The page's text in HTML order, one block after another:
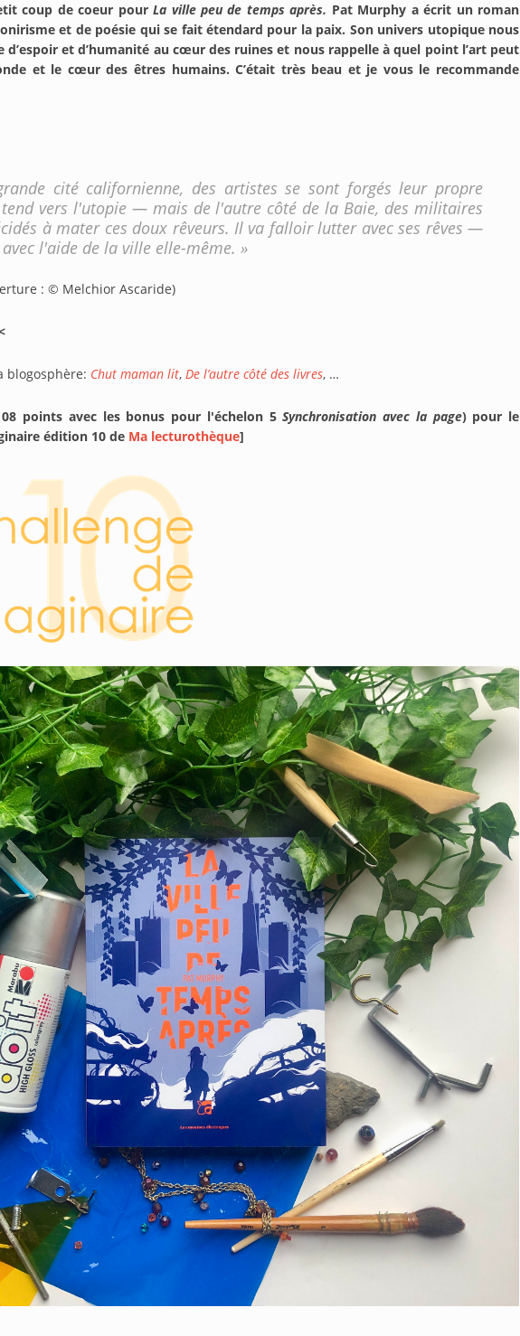
coup de coeur pourLa ville peu de temps après. Pat Murphy a écrit un roman
et de poésie qui se fait étendard pour la paix. Son univers utopique nous
d’espoir et d’humanité au cœur des ruines et nous rappelle à quel point l’art peut
et le cœur des êtres humains. C’était très beau et je vous le recommande
cité californienne, des artistes se sont forgés leur propre
vers l'utopie — mais de l'autre côté de la Baie, des militaires
à mater ces doux rêveurs. Il va falloir lutter avec ses rêves —
l'aide de la ville elle-même. »
: © Melchior Ascaride)
blogosphère: Chut maman lit, De l’autre côté des livres, …
points avec les bonus pour l'échelon 5Synchronisation avec la page) pour le
édition 10 de Ma lecturothèque]